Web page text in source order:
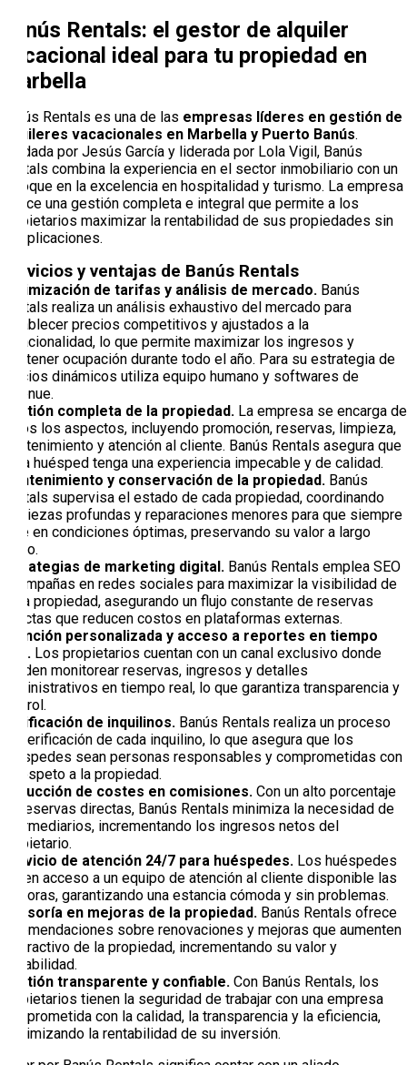
Banús Rentals: el gestor de alquiler
vacacional ideal para tu propiedad en
Marbella
Banús Rentals es una de las empresas líderes en gestión de
alquileres vacacionales en Marbella y Puerto Banús.
Fundada por Jesús García y liderada por Lola Vigil, Banús
Rentals combina la experiencia en el sector inmobiliario con un
enfoque en la excelencia en hospitalidad y turismo. La empresa
ofrece una gestión completa e integral que permite a los
propietarios maximizar la rentabilidad de sus propiedades sin
complicaciones.
Servicios y ventajas de Banús Rentals
Optimización de tarifas y análisis de mercado. Banús
Rentals realiza un análisis exhaustivo del mercado para
establecer precios competitivos y ajustados a la
estacionalidad, lo que permite maximizar los ingresos y
mantener ocupación durante todo el año. Para su estrategia de
precios dinámicos utiliza equipo humano y softwares de
revenue.
Gestión completa de la propiedad. La empresa se encarga de
todos los aspectos, incluyendo promoción, reservas, limpieza,
mantenimiento y atención al cliente. Banús Rentals asegura que
cada huésped tenga una experiencia impecable y de calidad.
Mantenimiento y conservación de la propiedad. Banús
Rentals supervisa el estado de cada propiedad, coordinando
limpiezas profundas y reparaciones menores para que siempre
esté en condiciones óptimas, preservando su valor a largo
plazo.
Estrategias de marketing digital. Banús Rentals emplea SEO
y campañas en redes sociales para maximizar la visibilidad de
cada propiedad, asegurando un flujo constante de reservas
directas que reducen costos en plataformas externas.
Atención personalizada y acceso a reportes en tiempo
real. Los propietarios cuentan con un canal exclusivo donde
pueden monitorear reservas, ingresos y detalles
administrativos en tiempo real, lo que garantiza transparencia y
control.
Verificación de inquilinos. Banús Rentals realiza un proceso
de verificación de cada inquilino, lo que asegura que los
huéspedes sean personas responsables y comprometidas con
el respeto a la propiedad.
Reducción de costes en comisiones. Con un alto porcentaje
de reservas directas, Banús Rentals minimiza la necesidad de
intermediarios, incrementando los ingresos netos del
propietario.
Servicio de atención 24/7 para huéspedes. Los huéspedes
tienen acceso a un equipo de atención al cliente disponible las
24 horas, garantizando una estancia cómoda y sin problemas.
Asesoría en mejoras de la propiedad. Banús Rentals ofrece
recomendaciones sobre renovaciones y mejoras que aumenten
el atractivo de la propiedad, incrementando su valor y
rentabilidad.
Gestión transparente y confiable. Con Banús Rentals, los
propietarios tienen la seguridad de trabajar con una empresa
comprometida con la calidad, la transparencia y la eficiencia,
maximizando la rentabilidad de su inversión.